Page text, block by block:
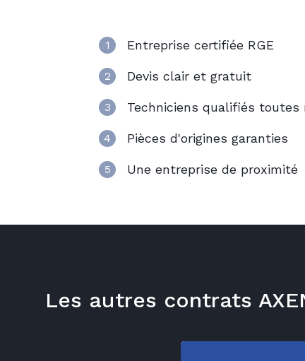
1 Entreprise certifiée RGE
2 Devis clair et gratuit
3 Techniciens qualifiés toutes
4 Pièces d'origines garanties
5 Une entreprise de proximité
Les autres contrats